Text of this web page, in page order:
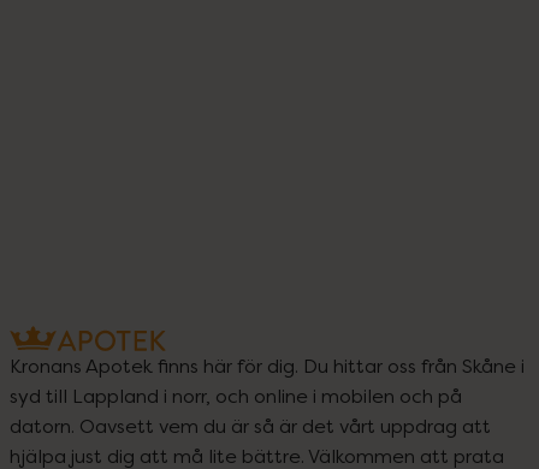
Kronans Apotek finns här för dig. Du hittar oss från Skåne i
syd till Lappland i norr, och online i mobilen och på
datorn. Oavsett vem du är så är det vårt uppdrag att
hjälpa just dig att må lite bättre. Välkommen att prata